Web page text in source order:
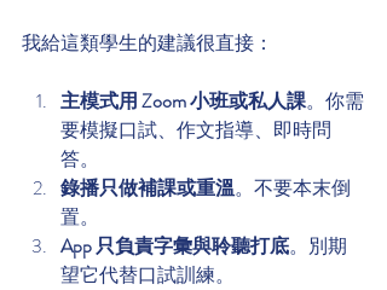
我給這類學生的建議很直接：
主模式用 Zoom 小班或私人課。你需
要模擬口試、作文指導、即時問
答。
錄播只做補課或重溫。不要本末倒
置。
App 只負責字彙與聆聽打底。別期
望它代替口試訓練。